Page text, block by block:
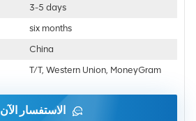
3-5 days
six months
China
T/T, Western Union, MoneyGram
الاستفسار الآن